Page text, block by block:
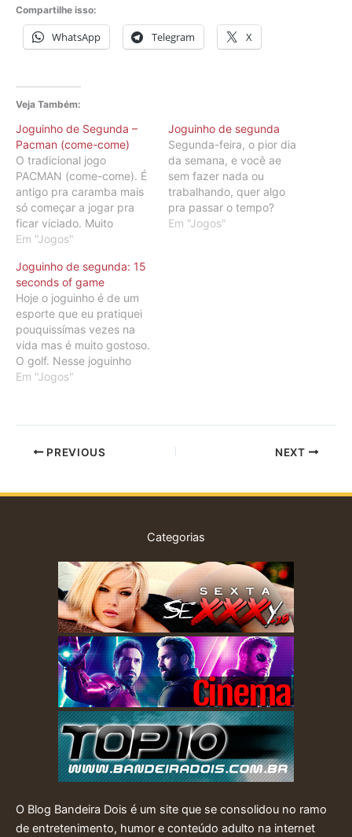
Compartilhe isso:
WhatsApp Telegram X
Veja Também:
Joguinho de Segunda –
Pacman (come-come)
O tradicional jogo
PACMAN (come-come). É
antigo pra caramba mais
só começar a jogar pra
ficar viciado. Muito
divertido. Pra quem não
comer todas as bolinhas
enquanto foge dos
fantasmas, se eles te
pegarem você morre.
Quando você comer a
bolinha maior e os
fantasmas ficarem…
Em "Jogos"
Joguinho de segunda
Segunda-feira, o pior dia
da semana, e você ae
sem fazer nada ou
trabalhando, quer algo
pra passar o tempo?
Então experimenta esse
Em "Jogos"
Joguinho de segunda: 15
seconds of game
Hoje o joguinho é de um
esporte que eu pratiquei
pouquissímas vezes na
vida mas é muito gostoso.
O golf. Nesse joguinho
você joga com o mouse
o homem e segurando
mouse para mover o
Em "Jogos"
PREVIOUS NEXT
Categorias
O Blog Bandeira Dois é um site que se consolidou no ramo
de entretenimento, humor e conteúdo adulto na internet